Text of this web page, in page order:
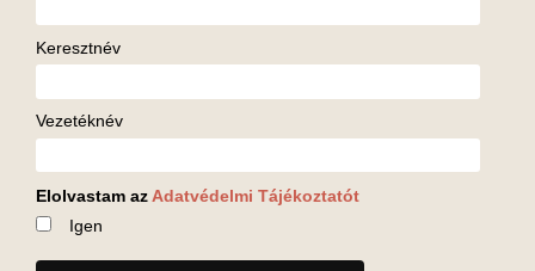
Keresztnév
Vezetéknév
Elolvastam az Adatvédelmi Tájékoztatót
Igen